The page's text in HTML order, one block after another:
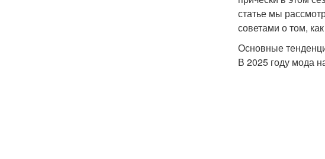
статье мы
советами о том,
Основные
В 2025 году мода